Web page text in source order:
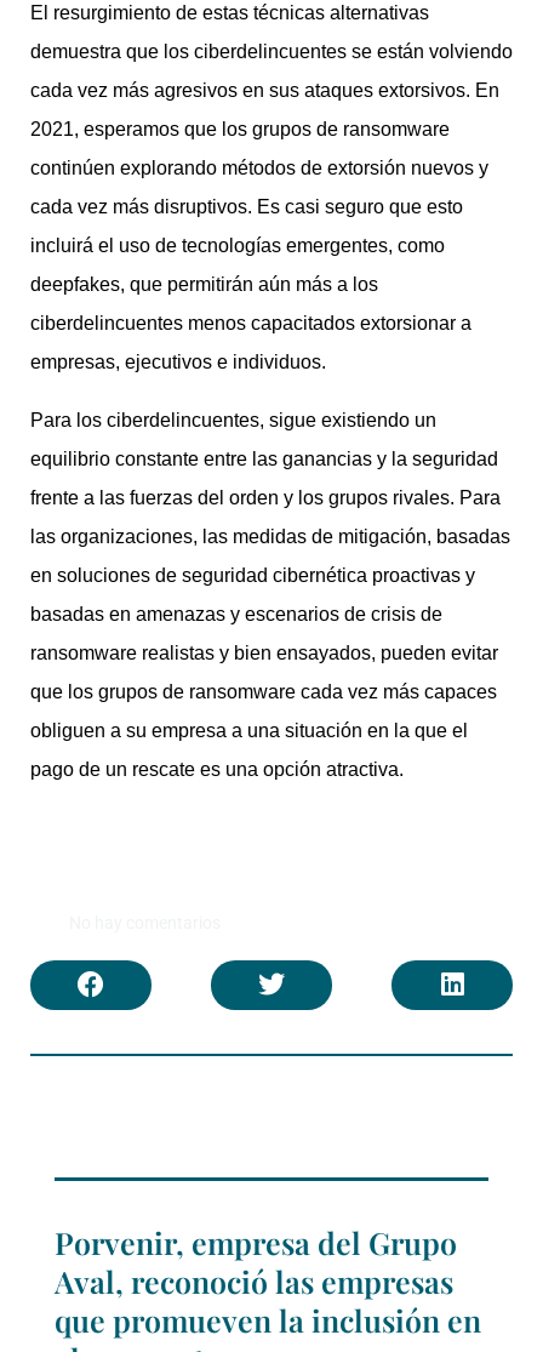
El resurgimiento de estas técnicas alternativas
demuestra que los ciberdelincuentes se están volviendo
cada vez más agresivos en sus ataques extorsivos. En
2021, esperamos que los grupos de ransomware
continúen explorando métodos de extorsión nuevos y
cada vez más disruptivos. Es casi seguro que esto
incluirá el uso de tecnologías emergentes, como
deepfakes, que permitirán aún más a los
ciberdelincuentes menos capacitados extorsionar a
empresas, ejecutivos e individuos.
Para los ciberdelincuentes, sigue existiendo un
equilibrio constante entre las ganancias y la seguridad
frente a las fuerzas del orden y los grupos rivales. Para
las organizaciones, las medidas de mitigación, basadas
en soluciones de seguridad cibernética proactivas y
basadas en amenazas y escenarios de crisis de
ransomware realistas y bien ensayados, pueden evitar
que los grupos de ransomware cada vez más capaces
obliguen a su empresa a una situación en la que el
pago de un rescate es una opción atractiva.
Porvenir, empresa del Grupo
Aval, reconoció las empresas
que promueven la inclusión en